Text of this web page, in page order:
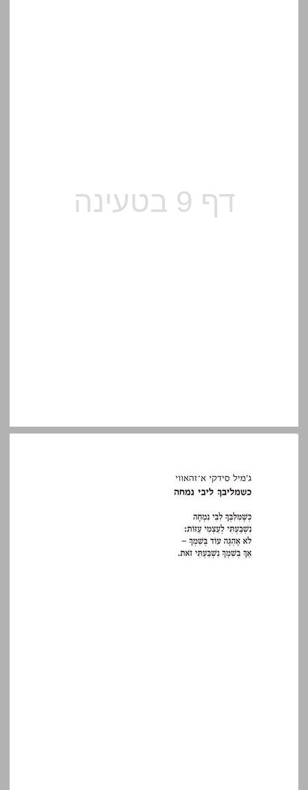
ג'מיל סידקי א־זהאווי — מערבית: יותם בנשלום ... 10